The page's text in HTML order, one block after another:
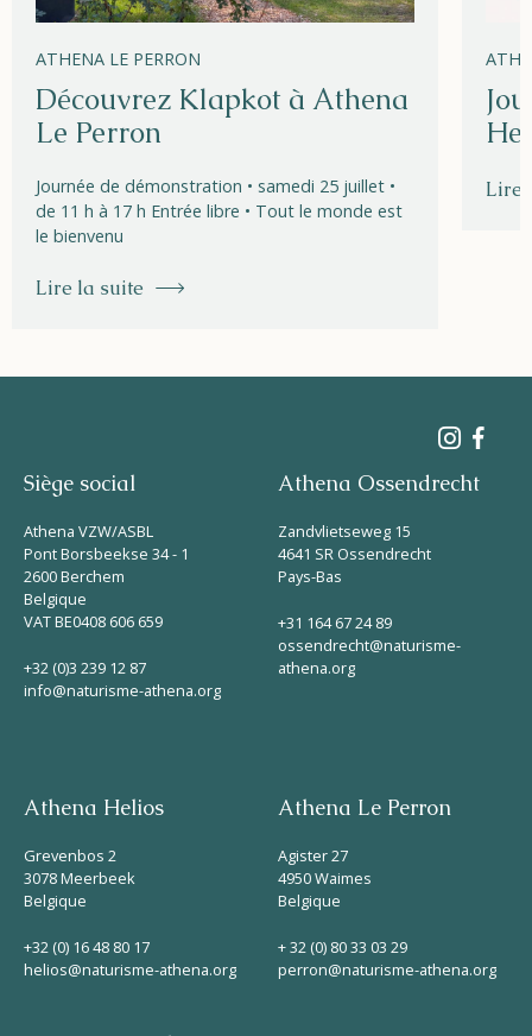
ATHENA LE PERRON
Découvrez Klapkot à Athena
Le Perron
Journée de démonstration • samedi 25 juillet •
de 11 h à 17 h Entrée libre • Tout le monde est
le bienvenu
Lire la suite
Lire
Siège social
Athena VZW/ASBL
Pont Borsbeekse 34 - 1
2600 Berchem
Belgique
VAT BE0408 606 659
+32 (0)3 239 12 87
info@naturisme-athena.org
Athena Ossendrecht
Zandvlietseweg 15
4641 SR Ossendrecht
Pays-Bas
+31 164 67 24 89
ossendrecht@naturisme-
athena.org
Athena Helios
Grevenbos 2
3078 Meerbeek
Belgique
+32 (0) 16 48 80 17
helios@naturisme-athena.org
Athena Le Perron
Agister 27
4950 Waimes
Belgique
+ 32 (0) 80 33 03 29
perron@naturisme-athena.org